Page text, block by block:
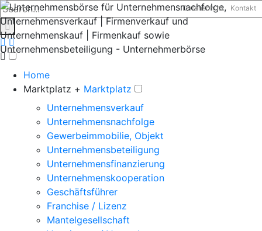
Datenschutz Kontakt
Home
Marktplatz + Marktplatz
Unternehmensverkauf
Unternehmensnachfolge
Gewerbeimmobilie, Objekt
Unternehmensbeteiligung
Unternehmensfinanzierung
Unternehmenskooperation
Geschäftsführer
Franchise / Lizenz
Mantelgesellschaft